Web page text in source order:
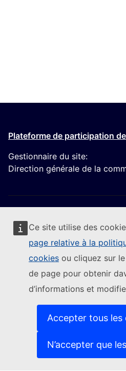
Ce site utilise des
page relative à la
cookies ou cliquez sur
de page pour obtenir
d’informations et
Accepter tous les
N’accepter que
Plateforme de participation
Gestionnaire du site:
Direction générale de la
Suivre la Commission
Nous contacter(Lien externe)
Signaler une vulnérabilité
Les langues sur nos sites web
(Lien externe)
Protection de la vie privée
Avis juridique
(Lien externe)